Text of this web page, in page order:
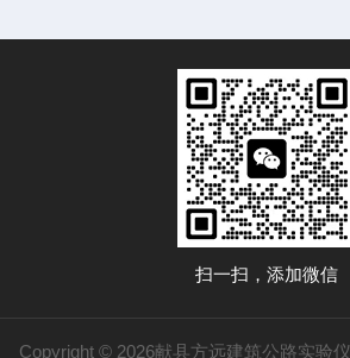
扫一扫，添加微信
Copyright © 2026献县方远建筑公路实验